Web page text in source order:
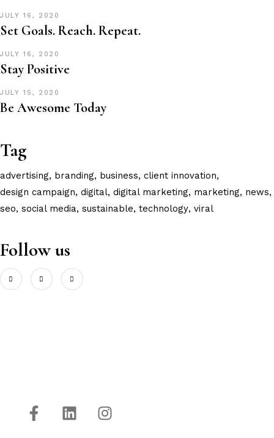
JULY 16, 2020
Set Goals. Reach. Repeat.
JULY 16, 2020
Stay Positive
JULY 15, 2020
Be Awesome Today
Tag
advertising branding business client innovation
design campaign digital digital marketing marketing news
seo social media sustainable technology viral
Follow us